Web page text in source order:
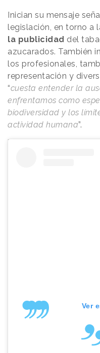
Inician su mensaje
legislación, en torno a
la publicidad del
azucarados. También
los profesionales,
representación y
“cuesta entender la
enfrentamos como
biodiversidad y los
actividad humana”.
Ver